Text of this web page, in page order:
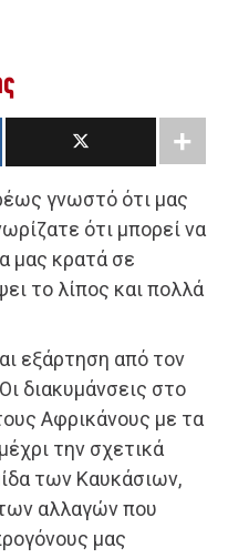
γνωστό ότι μας
ότι μπορεί να
μας κρατά σε
το λίπος και πολλά
εξάρτηση από τον
διακυμάνσεις στο
Αφρικάνους με τα
την σχετικά
των Καυκάσιων,
αλλαγών που
μας